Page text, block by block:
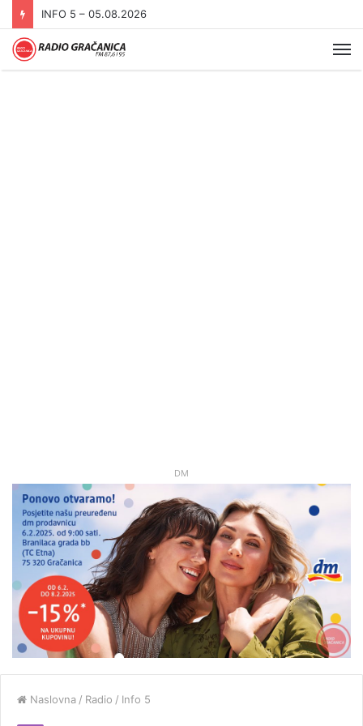
INFO 5 – 05.08.2026
DM
Naslovna / Radio / Info 5